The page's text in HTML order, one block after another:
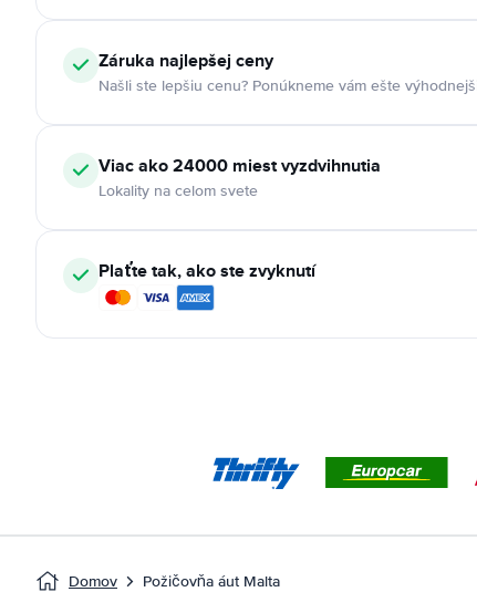
Záruka najlepšej ceny
Našli ste lepšiu cenu? Ponúkneme vám ešte
Viac ako 24000 miest vyzdvihnutia
Lokality na celom svete
Plaťte tak, ako ste zvyknutí
Domov Požičovňa áut Malta